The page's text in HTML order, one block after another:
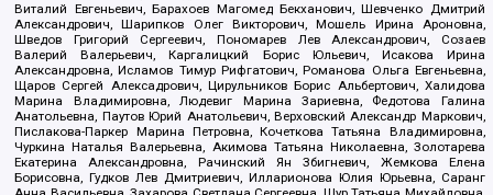
Виталий Евгеньевич, Барахоев Магомед Бекханович, Шевченко Дмитрий
Александрович, Шарипков Олег Викторович, Мошель Ирина Ароновна,
Шведов Григорий Сергеевич, Пономарев Лев Александрович, Созаев
Валерий Валерьевич, Каргалицкий Борис Юльевич, Исакова Ирина
Александровна, Исламов Тимур Рифгатович, Романова Ольга Евгеньевна,
Щаров Сергей Алексадрович, Цирульников Борис Альбертович, Халидова
Марина Владимировна, Людевиг Марина Зариевна, Федотова Галина
Анатольевна, Паутов Юрий Анатольевич, Верховский Александр Маркович,
Пислакова-Паркер Марина Петровна, Кочеткова Татьяна Владимировна,
Чуркина Наталья Валерьевна, Акимова Татьяна Николаевна, Золотарева
Екатерина Александровна, Рачинский Ян Збигневич, Жемкова Елена
Борисовна, Гудков Лев Дмитриевич, Илларионова Юлия Юрьевна, Саранг